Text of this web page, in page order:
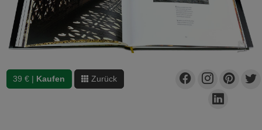
39 € | Kaufen Zurück